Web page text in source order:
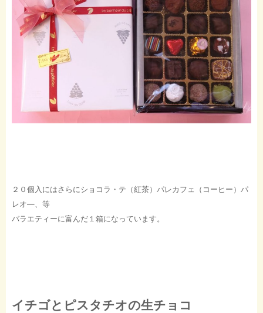
２０個入にはさらにショコラ・テ（紅茶）パレカフェ（コーヒー）パ
レオ―、等
バラエティーに富んだ１箱になっています。
イチゴとピスタチオの生チョコ